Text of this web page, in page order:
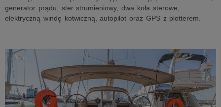
generator prądu, ster strumieniowy, dwa koła sterowe,
elektryczną windę kotwiczną, autopilot oraz GPS z plotterem.